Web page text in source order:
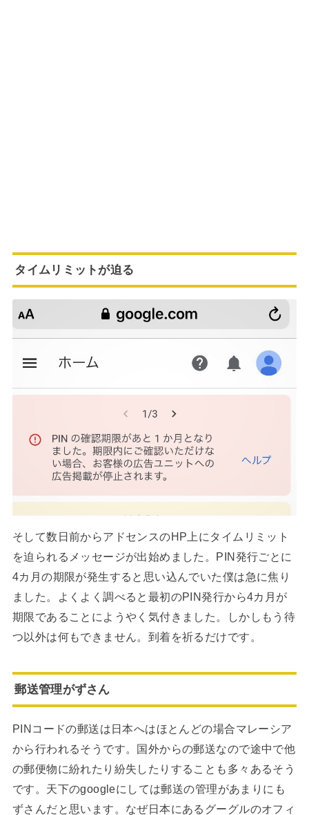
タイムリミットが迫る
そして数日前からアドセンスのHP上にタイムリミット
を迫られるメッセージが出始めました。PIN発行ごとに
4カ月の期限が発生すると思い込んでいた僕は急に焦り
ました。よくよく調べると最初のPIN発行から4カ月が
期限であることにようやく気付きました。しかしもう待
つ以外は何もできません。到着を祈るだけです。
郵送管理がずさん
PINコードの郵送は日本へはほとんどの場合マレーシア
から行われるそうです。国外からの郵送なので途中で他
の郵便物に紛れたり紛失したりすることも多々あるそう
です。天下のgoogleにしては郵送の管理があまりにも
ずさんだと思います。なぜ日本にあるグーグルのオフィ